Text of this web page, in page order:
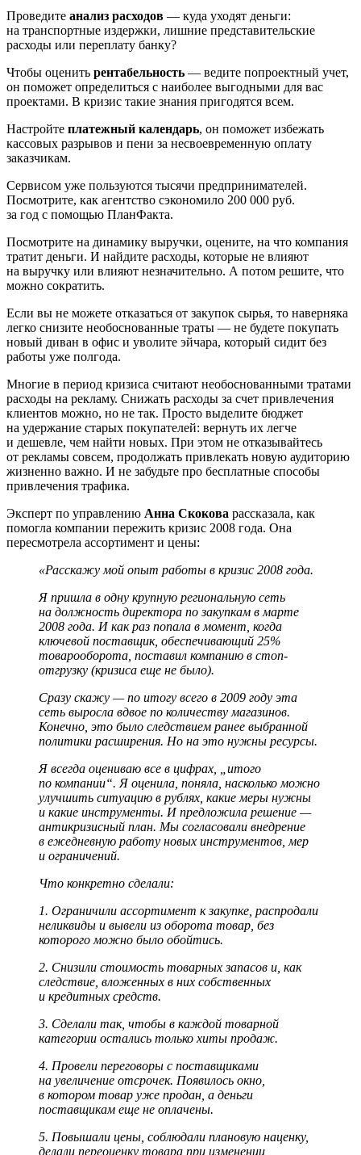
Проведите анализ расходов — куда уходят деньги:
на транспортные издержки, лишние представительские
расходы или переплату банку?
Чтобы оценить рентабельность — ведите попроектный учет,
он поможет определиться с наиболее выгодными для вас
проектами. В кризис такие знания пригодятся всем.
Настройте платежный календарь, он поможет избежать
кассовых разрывов и пени за несвоевременную оплату
заказчикам.
Сервисом уже пользуются тысячи предпринимателей.
Посмотрите, как агентство сэкономило 200 000 руб.
за год с помощью ПланФакта.
Посмотрите на динамику выручки, оцените, на что компания
тратит деньги. И найдите расходы, которые не влияют
на выручку или влияют незначительно. А потом решите, что
можно сократить.
Если вы не можете отказаться от закупок сырья, то наверняка
легко снизите необоснованные траты — не будете покупать
новый диван в офис и уволите эйчара, который сидит без
работы уже полгода.
Многие в период кризиса считают необоснованными тратами
расходы на рекламу. Снижать расходы за счет привлечения
клиентов можно, но не так. Просто выделите бюджет
на удержание старых покупателей: вернуть их легче
и дешевле, чем найти новых. При этом не отказывайтесь
от рекламы совсем, продолжать привлекать новую аудиторию
жизненно важно. И не забудьте про бесплатные способы
привлечения трафика.
Эксперт по управлению Анна Скокова рассказала, как
помогла компании пережить кризис 2008 года. Она
пересмотрела ассортимент и цены:
«Расскажу мой опыт работы в кризис 2008 года.
Я пришла в одну крупную региональную сеть
на должность директора по закупкам в марте
2008 года. И как раз попала в момент, когда
ключевой поставщик, обеспечивающий 25%
товарооборота, поставил компанию в стоп-
отгрузку (кризиса еще не было).
Сразу скажу — по итогу всего в 2009 году эта
сеть выросла вдвое по количеству магазинов.
Конечно, это было следствием ранее выбранной
политики расширения. Но на это нужны ресурсы.
Я всегда оцениваю все в цифрах, „итого
по компании“. Я оценила, поняла, насколько можно
улучшить ситуацию в рублях, какие меры нужны
и какие инструменты. И предложила решение —
антикризисный план. Мы согласовали внедрение
в ежедневную работу новых инструментов, мер
и ограничений.
Что конкретно сделали:
1. Ограничили ассортимент к закупке, распродали
неликвиды и вывели из оборота товар, без
которого можно было обойтись.
2. Снизили стоимость товарных запасов и, как
следствие, вложенных в них собственных
и кредитных средств.
3. Сделали так, чтобы в каждой товарной
категории остались только хиты продаж.
4. Провели переговоры с поставщиками
на увеличение отсрочек. Появилось окно,
в котором товар уже продан, а деньги
поставщикам еще не оплачены.
5. Повышали цены, соблюдали плановую наценку,
делали переоценку товара при изменении